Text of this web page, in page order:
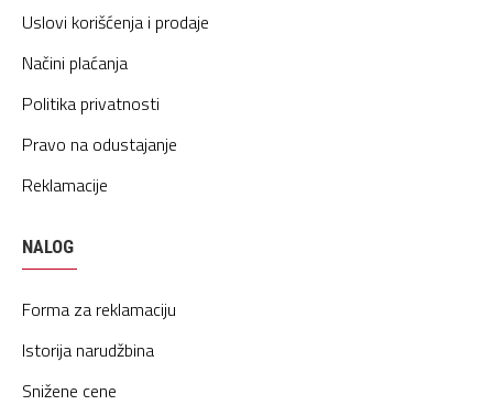
Uslovi korišćenja i prodaje
Načini plaćanja
Politika privatnosti
Pravo na odustajanje
Reklamacije
NALOG
Forma za reklamaciju
Istorija narudžbina
Snižene cene